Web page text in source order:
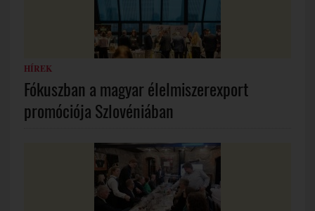
HÍREK
Fókuszban a magyar élelmiszerexport
promóciója Szlovéniában